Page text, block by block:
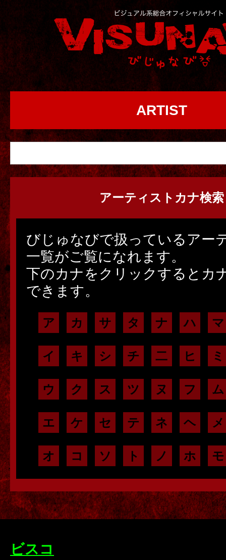
ARTIST
アーティストカナ検索
びじゅなびで扱っているアー
一覧がご覧になれます。
下のカナをクリックするとカ
できます。
ア カ サ タ ナ ハ マ
イ キ シ チ 二 ヒ ミ
ウ ク ス ツ ヌ フ ム
エ ケ セ テ ネ ヘ メ
オ コ ソ ト ノ ホ モ
ビスコ